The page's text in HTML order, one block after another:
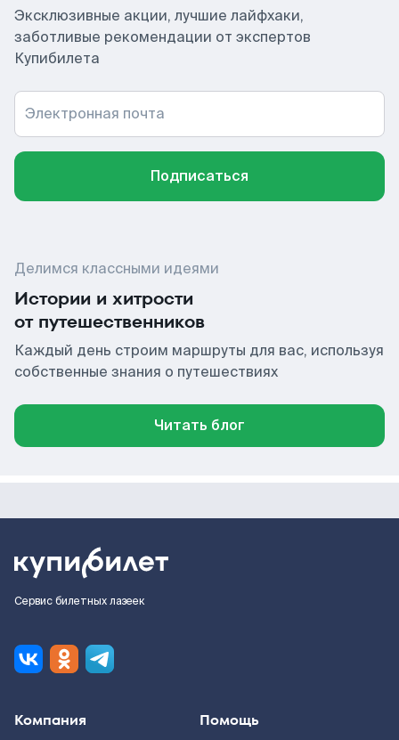
Эксклюзивные акции, лучшие лайфхаки,
заботливые рекомендации от экспертов
Купибилета
Электронная почта
Подписаться
Делимся классными идеями
Истории и хитрости
от путешественников
Каждый день строим маршруты для вас, используя
собственные знания о путешествиях
Читать блог
Сервис билетных лазеек
Компания Помощь